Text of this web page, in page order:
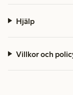
Hjälp
Villkor och